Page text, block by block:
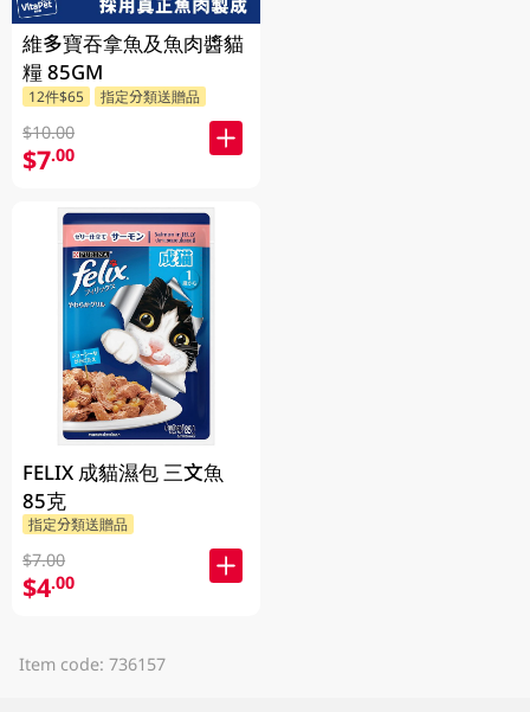
維多寶吞拿魚及魚肉醬貓
糧 85GM
12件$65 指定分類送贈品
$10.00
$7.00
FELIX 成貓濕包 三文魚
85克
指定分類送贈品
$7.00
$4.00
Item code: 736157